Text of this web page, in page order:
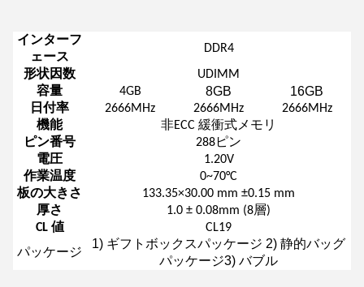
インターフ
ェース
DDR4
形状因数
UDIMM
容量
4GB 8GB 16GB
日付率 2666MHz 2666MHz
2666MHz
機能
非ECC 緩衝式メモリ
ピン番号
288ピン
電圧
1.20V
作業温度
0~70°C
板の大きさ
133.35×30.00 mm ±0.15 mm
厚さ
1.0 ± 0.08mm (8層)
CL 値
CL19
パッケージ
1) ギフトボックスパッケージ 2) 静的バッグ
パッケージ3) バブル